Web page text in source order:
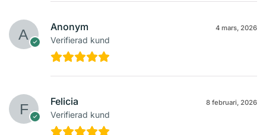
Anonym
Verifierad kund
4 mars, 2026
Felicia
Verifierad kund
8 februari, 2026